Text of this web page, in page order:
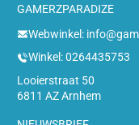
GAMERZPARADIZE
Webwinkel:
Winkel: 0264435753
Looierstraat 50
6811 AZ Arnhem